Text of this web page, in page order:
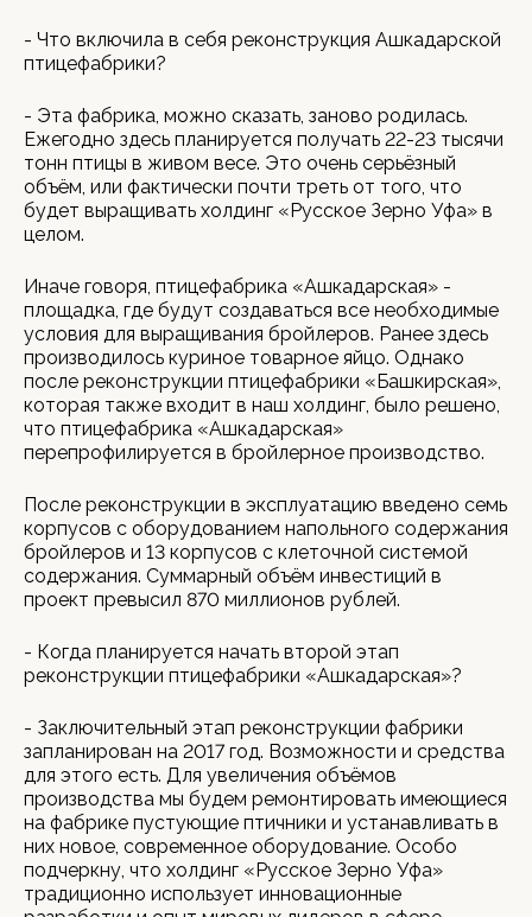
- Что включила в себя реконструкция Ашкадарской
птицефабрики?
- Эта фабрика, можно сказать, заново родилась.
Ежегодно здесь планируется получать 22-23 тысячи
тонн птицы в живом весе. Это очень серьёзный
объём, или фактически почти треть от того, что
будет выращивать холдинг «Русское Зерно Уфа» в
целом.
Иначе говоря, птицефабрика «Ашкадарская» -
площадка, где будут создаваться все необходимые
условия для выращивания бройлеров. Ранее здесь
производилось куриное товарное яйцо. Однако
после реконструкции птицефабрики «Башкирская»,
которая также входит в наш холдинг, было решено,
что птицефабрика «Ашкадарская»
перепрофилируется в бройлерное производство.
После реконструкции в эксплуатацию введено семь
корпусов с оборудованием напольного содержания
бройлеров и 13 корпусов с клеточной системой
содержания. Суммарный объём инвестиций в
проект превысил 870 миллионов рублей.
- Когда планируется начать второй этап
реконструкции птицефабрики «Ашкадарская»?
- Заключительный этап реконструкции фабрики
запланирован на 2017 год. Возможности и средства
для этого есть. Для увеличения объёмов
производства мы будем ремонтировать имеющиеся
на фабрике пустующие птичники и устанавливать в
них новое, современное оборудование. Особо
подчеркну, что холдинг «Русское Зерно Уфа»
традиционно использует инновационные